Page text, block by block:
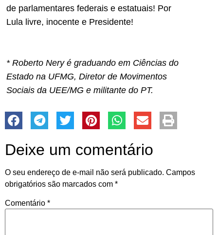
de parlamentares federais e estatuais! Por
Lula livre, inocente e Presidente!
* Roberto Nery é graduando em Ciências do
Estado na UFMG, Diretor de Movimentos
Sociais da UEE/MG e militante do PT.
Deixe um comentário
O seu endereço de e-mail não será publicado. Campos
obrigatórios são marcados com *
Comentário *